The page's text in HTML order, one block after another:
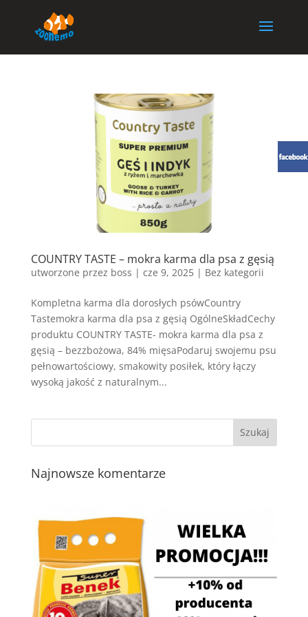
COUNTRY TASTE – mokra karma dla psa z gęsią
utworzone przez boss | cze 9, 2025| Bez kategorii
Kompletna karma dla dorosłych psówCountry
Tastemokra karma dla psa z gęsią OgólneSkładCechy
produktu COUNTRY TASTE- mokra karma dla psa z
gęsią – bezzbożowa, 84% mięsaPodaruj swojemu psu
pełnowartościowy, smakowity posiłek, który łączy
wysoką jakość z naturalnym...
Najnowsze komentarze